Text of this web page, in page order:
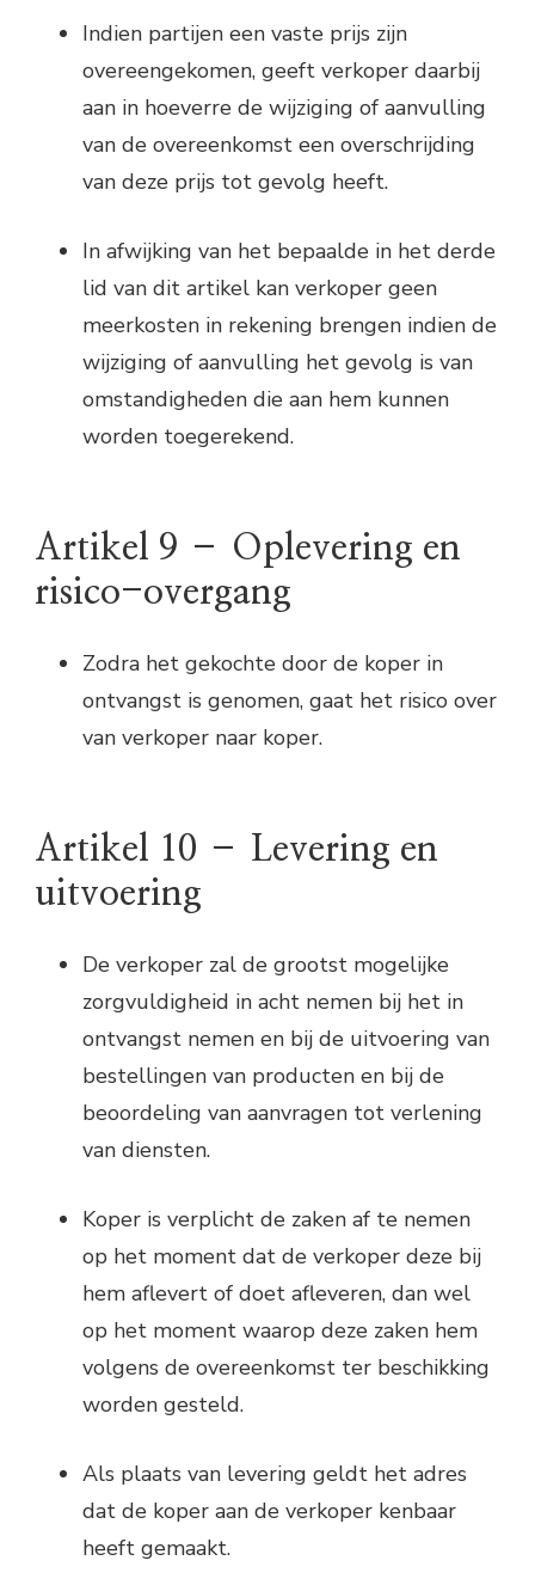
Indien partijen een vaste prijs zijn
overeengekomen, geeft verkoper daarbij
aan in hoeverre de wijziging of aanvulling
van de overeenkomst een overschrijding
van deze prijs tot gevolg heeft.
In afwijking van het bepaalde in het derde
lid van dit artikel kan verkoper geen
meerkosten in rekening brengen indien de
wijziging of aanvulling het gevolg is van
omstandigheden die aan hem kunnen
worden toegerekend.
Artikel 9 – Oplevering en
risico-overgang
Zodra het gekochte door de koper in
ontvangst is genomen, gaat het risico over
van verkoper naar koper.
Artikel 10 – Levering en
uitvoering
De verkoper zal de grootst mogelijke
zorgvuldigheid in acht nemen bij het in
ontvangst nemen en bij de uitvoering van
bestellingen van producten en bij de
beoordeling van aanvragen tot verlening
van diensten.
Koper is verplicht de zaken af te nemen
op het moment dat de verkoper deze bij
hem aflevert of doet afleveren, dan wel
op het moment waarop deze zaken hem
volgens de overeenkomst ter beschikking
worden gesteld.
Als plaats van levering geldt het adres
dat de koper aan de verkoper kenbaar
heeft gemaakt.